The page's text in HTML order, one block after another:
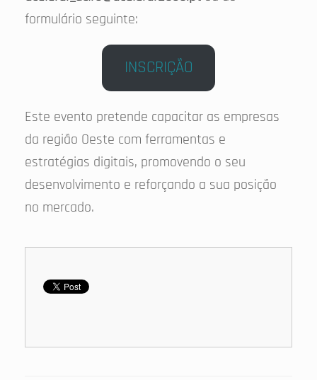
formulário seguinte:
INSCRIÇÃO
Este evento pretende capacitar as empresas
da região Oeste com ferramentas e
estratégias digitais, promovendo o seu
desenvolvimento e reforçando a sua posição
no mercado.